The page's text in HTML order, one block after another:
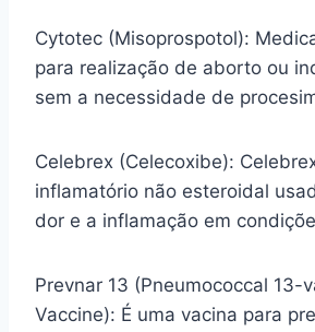
Cytotec (Misoprospotol):
para realização de aborto ou
sem a necessidade de
Celebrex (Celecoxibe):
inflamatório não esteroidal
dor e a inflamação em
Prevnar 13 (Pneumococcal 13-
Vaccine): É uma vacina para